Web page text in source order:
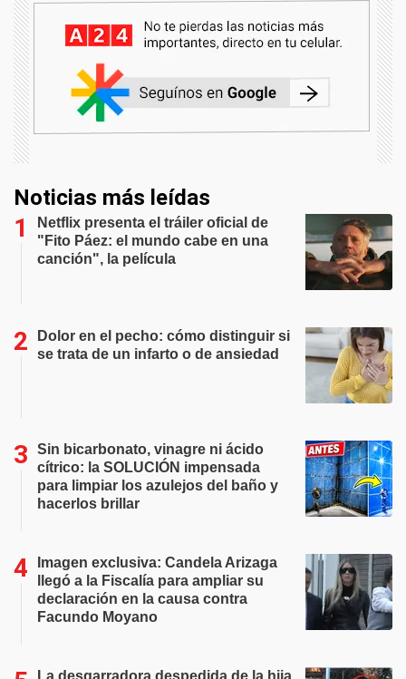
Noticias más leídas
Netflix presenta el tráiler oficial de
"Fito Páez: el mundo cabe en una
canción", la película
Dolor en el pecho: cómo distinguir si
se trata de un infarto o de ansiedad
Sin bicarbonato, vinagre ni ácido
cítrico: la SOLUCIÓN impensada
para limpiar los azulejos del baño y
hacerlos brillar
Imagen exclusiva: Candela Arizaga
llegó a la Fiscalía para ampliar su
declaración en la causa contra
Facundo Moyano
La desgarradora despedida de la hija